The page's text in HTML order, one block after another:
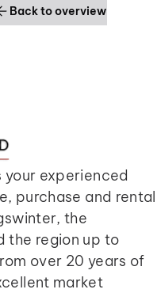
Back to overview
your experienced
purchase and
the
the region up to
over 20 years of
market